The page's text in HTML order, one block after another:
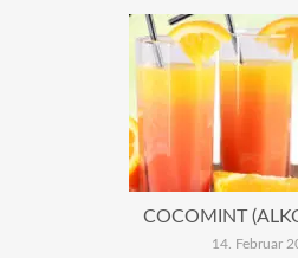
COCOMINT
14. Februar